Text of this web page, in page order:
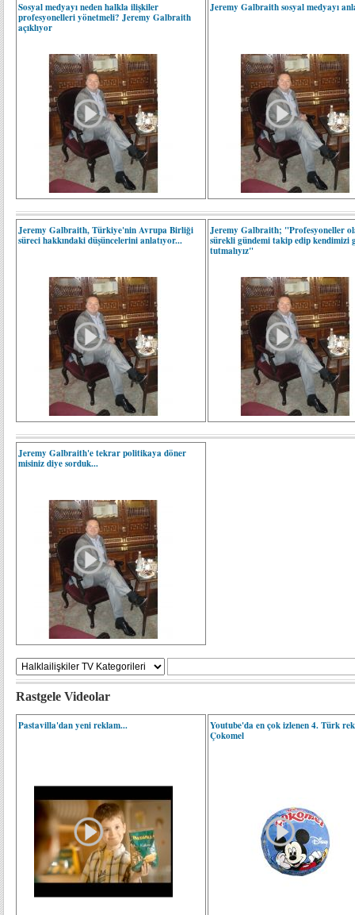
Sosyal medyayı neden halkla ilişkiler
profesyonelleri yönetmeli? Jeremy Galbraith
açıklıyor
Jeremy Galbraith sosyal medyayı
Jeremy Galbraith, Türkiye'nin Avrupa Birliği
süreci hakkındaki düşüncelerini anlatıyor...
Jeremy Galbraith; "Profesyoneller
sürekli gündemi takip edip kendimizi
tutmalıyız"
Jeremy Galbraith'e tekrar politikaya döner
misiniz diye sorduk...
Rastgele Videolar
Pastavilla'dan yeni reklam...
Youtube'da en çok izlenen 4. Türk
Çokomel